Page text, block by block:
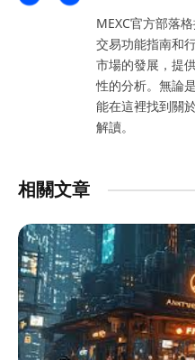
MEXC官方部落
交易功能指南和
市場的發展，提
性的分析。無論
能在這裡找到關
解讀。
相關文章